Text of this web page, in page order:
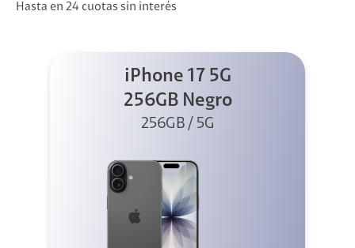
Hasta en 24 cuotas sin interés
iPhone 17 5G
256GB Negro
256GB / 5G